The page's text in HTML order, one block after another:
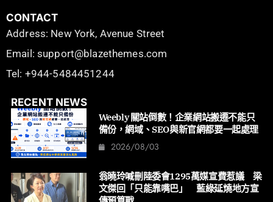
CONTACT
Address: New York, Avenue Street
Email: support@blazethemes.com
Tel: +944-5484451244
RECENT NEWS
Weebly 關站倒數！企業網站搬遷不能只
備份，網域、SEO與新官網都要一起處理
2026/08/03
翁曉玲喊刪陸委會1295萬媒宣費惹議 梁
文傑回「只能靠嘴巴」 藍綠延燒地方宣